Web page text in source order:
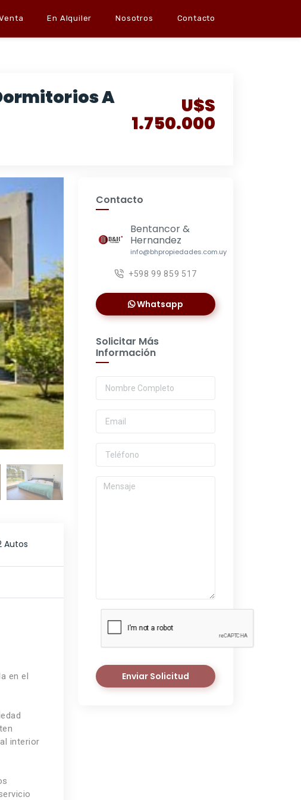
En Alquiler Nosotros Contacto
A U$S
1.750.000
Autos
en el
interior
Contacto
Bentancor &
Hernandez
info@bhpropiedades.com.uy
+598 99 859 517
Whatsapp
Solicitar Más
Información
Enviar Solicitud